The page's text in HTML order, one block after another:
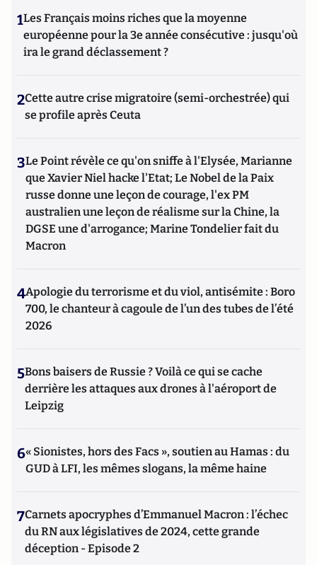
1Les Français moins riches que la moyenne
européenne pour la 3e année consécutive : jusqu'où
ira le grand déclassement ?
2Cette autre crise migratoire (semi-orchestrée) qui
se profile après Ceuta
3Le Point révèle ce qu'on sniffe à l'Elysée, Marianne
que Xavier Niel hacke l'Etat; Le Nobel de la Paix
russe donne une leçon de courage, l'ex PM
australien une leçon de réalisme sur la Chine, la
DGSE une d'arrogance; Marine Tondelier fait du
Macron
4Apologie du terrorisme et du viol, antisémite : Boro
700, le chanteur à cagoule de l’un des tubes de l’été
2026
5Bons baisers de Russie ? Voilà ce qui se cache
derrière les attaques aux drones à l'aéroport de
Leipzig
6« Sionistes, hors des Facs », soutien au Hamas : du
GUD à LFI, les mêmes slogans, la même haine
7Carnets apocryphes d’Emmanuel Macron : l’échec
du RN aux législatives de 2024, cette grande
déception - Episode 2